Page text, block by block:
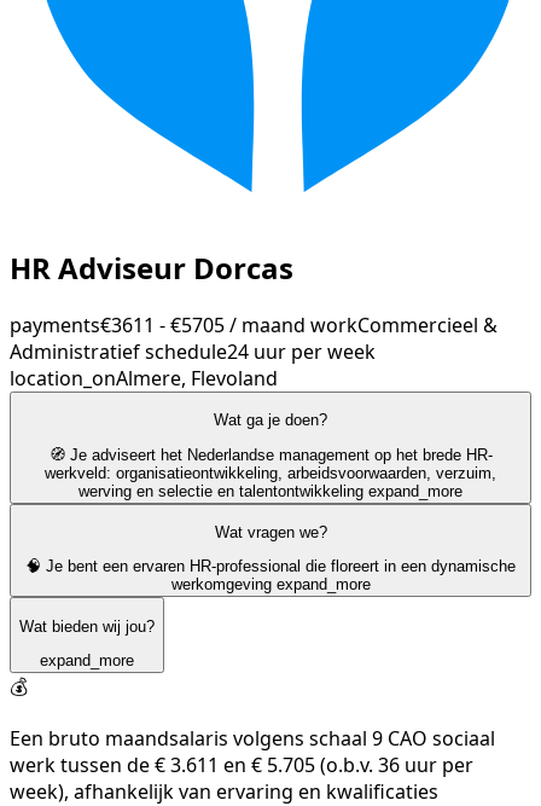
HR Adviseur Dorcas
payments€3611 - €5705 / maand workCommercieel &
Administratiefschedule24 uur per week
location_onAlmere, Flevoland
Wat ga je doen?
🧭 Je adviseert het Nederlandse management op het brede HR-
werkveld: organisatieontwikkeling, arbeidsvoorwaarden, verzuim,
werving en selectie en talentontwikkeling expand_more
Wat vragen we?
🧠 Je bent een ervaren HR-professional die floreert in een dynamische
werkomgeving expand_more
Wat bieden wij jou?
expand_more
💰
Een bruto maandsalaris volgens schaal 9 CAO sociaal
werk tussen de € 3.611 en € 5.705 (o.b.v. 36 uur per
week), afhankelijk van ervaring en kwalificaties